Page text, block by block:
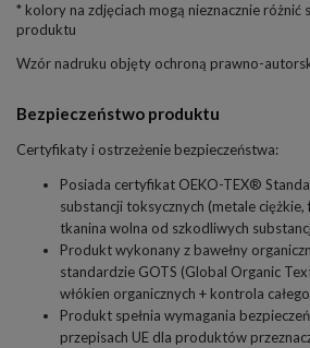
* kolory na zdjęciach mogą nieznacznie różnić
produktu
Wzór nadruku objęty ochroną prawno-
Bezpieczeństwo produktu
Certyfikaty i ostrzeżenie bezpieczeństwa:
Posiada certyfikat OEKO-TEX®
substancji toksycznych (metale
tkanina wolna od szkodliwych
Produkt wykonany z bawełny
standardzie GOTS (Global Organic
włókien organicznych + kontrola
Produkt spełnia wymagania
przepisach UE dla produktów